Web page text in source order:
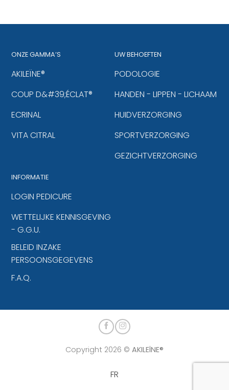
ONZE GAMMA’S
AKILEÏNE®
COUP D&#39;ÉCLAT®
ECRINAL
VITA CITRAL
UW BEHOEFTEN
PODOLOGIE
HANDEN - LIPPEN - LICHAAM
HUIDVERZORGING
SPORTVERZORGING
GEZICHTVERZORGING
INFORMATIE
LOGIN PEDICURE
WETTELIJKE KENNISGEVING
- G.G.U.
BELEID INZAKE
PERSOONSGEGEVENS
F.A.Q.
Copyright 2026 © AKILEÏNE®
FR